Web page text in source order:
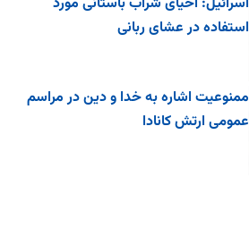
استفاده در عشای ربانی
ممنوعیت اشاره به خدا و دین در مراسم
عمومی ارتش کانادا